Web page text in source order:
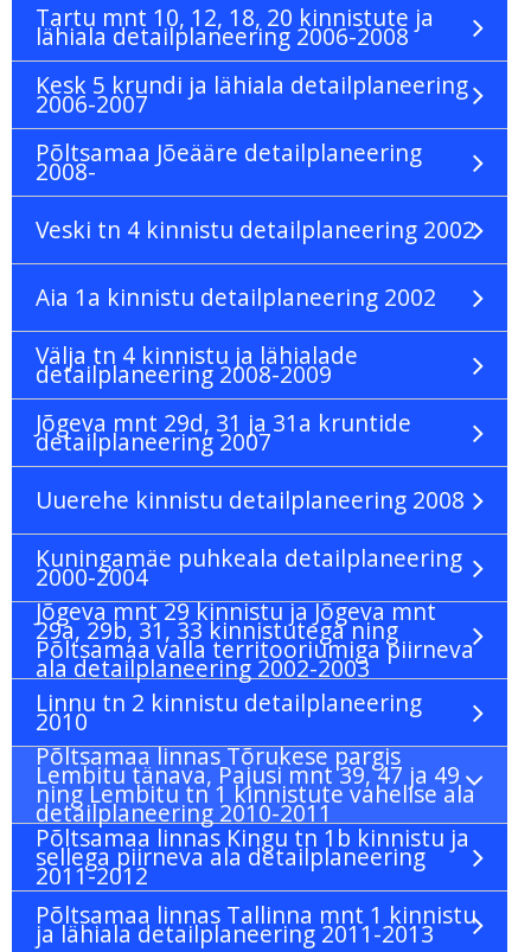
Tartu mnt 10, 12, 18, 20 kinnistute ja
lähiala detailplaneering 2006-2008
Kesk 5 krundi ja lähiala detailplaneering
2006-2007
Põltsamaa Jõeääre detailplaneering
2008-
Veski tn 4 kinnistu detailplaneering 2002
Aia 1a kinnistu detailplaneering 2002
Välja tn 4 kinnistu ja lähialade
detailplaneering 2008-2009
Jõgeva mnt 29d, 31 ja 31a kruntide
detailplaneering 2007
Uuerehe kinnistu detailplaneering 2008
Kuningamäe puhkeala detailplaneering
2000-2004
Jõgeva mnt 29 kinnistu ja Jõgeva mnt
29a, 29b, 31, 33 kinnistutega ning
Põltsamaa valla territooriumiga piirneva
ala detailplaneering 2002-2003
Linnu tn 2 kinnistu detailplaneering
2010
Põltsamaa linnas Tõrukese pargis
Lembitu tänava, Pajusi mnt 39, 47 ja 49
ning Lembitu tn 1 kinnistute vahelise ala
detailplaneering 2010-2011
Põltsamaa linnas Kingu tn 1b kinnistu ja
sellega piirneva ala detailplaneering
2011-2012
Põltsamaa linnas Tallinna mnt 1 kinnistu
ja lähiala detailplaneering 2011-2013